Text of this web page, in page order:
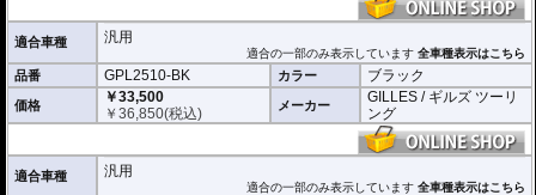
適合車種 汎用
適合の一部のみ表示しています全車種表示はこちら
品番 GPL2510-BK カラー ブラック
価格
￥33,500
￥36,850(税込) メーカー
GILLES / ギルズ ツーリ
ング
適合車種 汎用
適合の一部のみ表示しています全車種表示はこちら